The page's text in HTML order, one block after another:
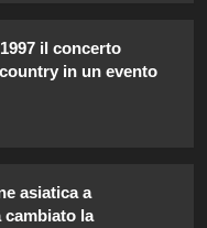
compie 61 anni:
di una ventenne!”
e gioiosa.
il concerto
in un evento
asiatica a
cambiato la